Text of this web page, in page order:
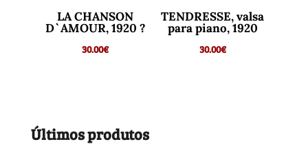
LA CHANSON
D`AMOUR, 1920 ?
30.00€
TENDRESSE, valsa
para piano, 1920
30.00€
Últimos produtos